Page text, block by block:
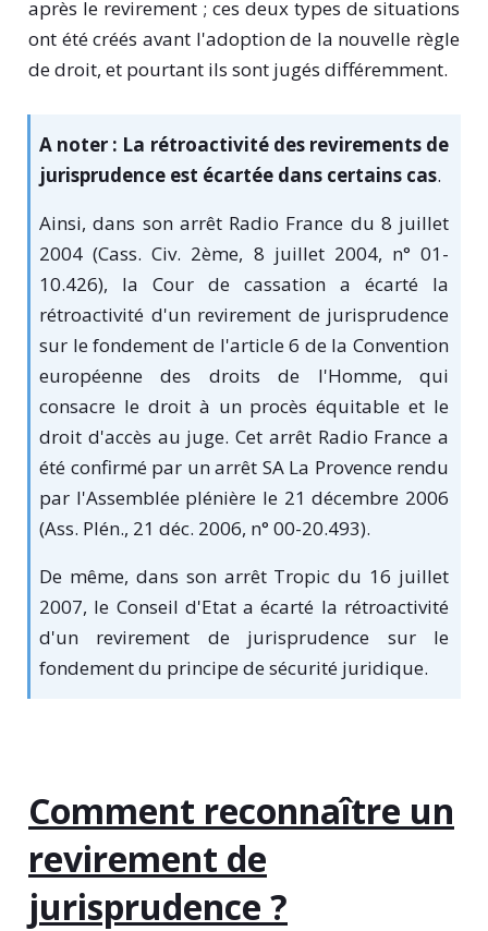
après le revirement ; ces deux types de situations
ont été créés avant l'adoption de la nouvelle règle
de droit, et pourtant ils sont jugés différemment.
A noter : La rétroactivité des revirements de
jurisprudence est écartée dans certains cas.
Ainsi, dans son arrêt Radio France du 8 juillet
2004 (Cass. Civ. 2ème, 8 juillet 2004, n° 01-
10.426), la Cour de cassation a écarté la
rétroactivité d'un revirement de jurisprudence
sur le fondement de l'article 6 de la Convention
européenne des droits de l'Homme, qui
consacre le droit à un procès équitable et le
droit d'accès au juge. Cet arrêt Radio France a
été confirmé par un arrêt SA La Provence rendu
par l'Assemblée plénière le 21 décembre 2006
(Ass. Plén., 21 déc. 2006, n° 00-20.493).
De même, dans son arrêt Tropic du 16 juillet
2007, le Conseil d'Etat a écarté la rétroactivité
d'un revirement de jurisprudence sur le
fondement du principe de sécurité juridique.
Comment reconnaître un
revirement de
jurisprudence ?